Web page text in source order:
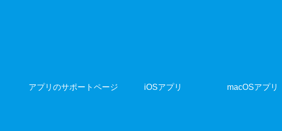
アプリのサポートページ iOSアプリ macOSアプリ